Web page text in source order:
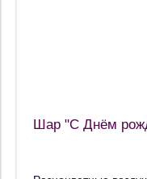
Шар "С Днём